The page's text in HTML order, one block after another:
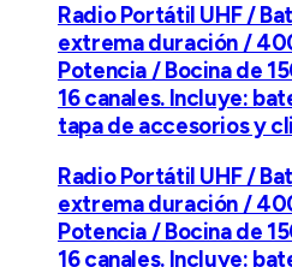
Radio Portátil UHF /
extrema duración /
Potencia / Bocina de
16 canales. Incluye:
tapa de accesorios y
Radio Portátil UHF /
extrema duración /
Potencia / Bocina de
16 canales. Incluye: